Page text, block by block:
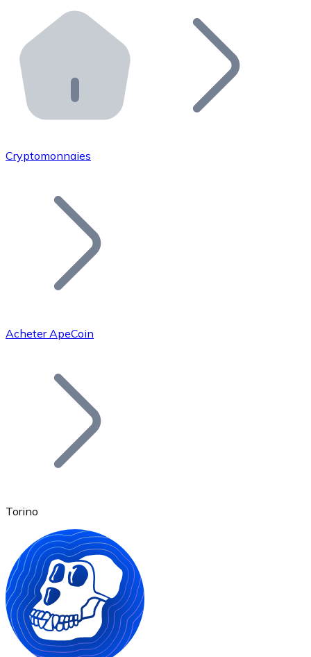
Distributeurs automatiques Bitnovo
Intégrez un ATM Bitnovo dans votre entreprise et
API Bitnovo
Intégrez notre API dans votre écosystème.
Rejoignez notre réseau de distributeurs et
Ajoutez le token de votre projet à notre service
Bitcoin
Ethereum
ETH
Cryptomonnaies
Acheter ApeCoin
Torino